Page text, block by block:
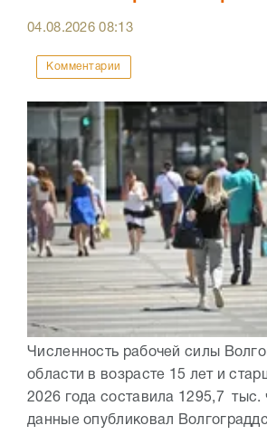
04.08.202608:13
Комментарии
Численность рабочей силы
области в возрасте 15 лет и
2026 года составила 1295,7 тыс.
данные опубликовал